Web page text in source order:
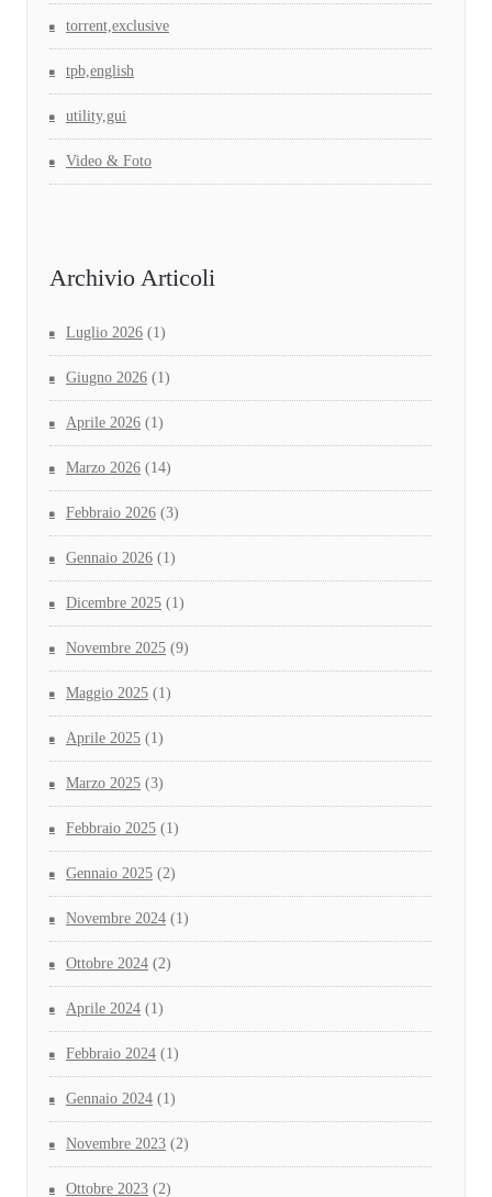
torrent,exclusive
tpb,english
utility,gui
Video & Foto
Archivio Articoli
Luglio 2026 (1)
Giugno 2026 (1)
Aprile 2026 (1)
Marzo 2026 (14)
Febbraio 2026 (3)
Gennaio 2026 (1)
Dicembre 2025 (1)
Novembre 2025 (9)
Maggio 2025 (1)
Aprile 2025 (1)
Marzo 2025 (3)
Febbraio 2025 (1)
Gennaio 2025 (2)
Novembre 2024 (1)
Ottobre 2024 (2)
Aprile 2024 (1)
Febbraio 2024 (1)
Gennaio 2024 (1)
Novembre 2023 (2)
Ottobre 2023 (2)